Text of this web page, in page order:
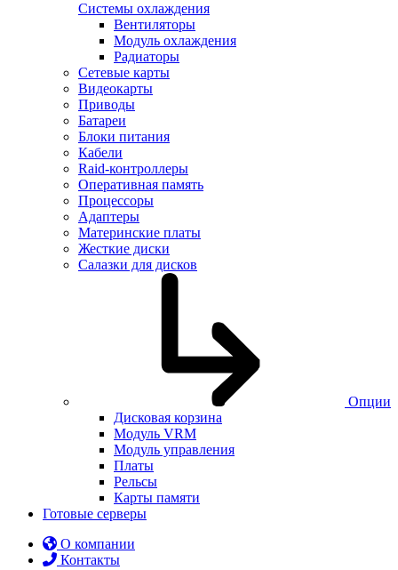
Системы охлаждения
Вентиляторы
Модуль охлаждения
Радиаторы
Сетевые карты
Видеокарты
Приводы
Батареи
Блоки питания
Кабели
Raid-контроллеры
Оперативная память
Процессоры
Адаптеры
Материнские платы
Жесткие диски
Салазки для дисков
Опции
Дисковая корзина
Модуль VRM
Модуль управления
Платы
Рельсы
Карты памяти
Готовые серверы
О компании
Контакты